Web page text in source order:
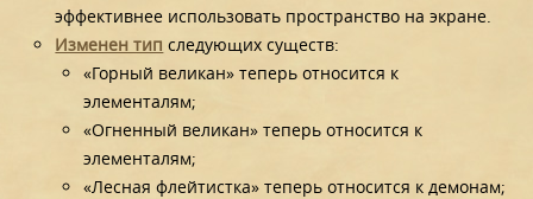
эффективнее использовать пространство на экране.
Изменен тип следующих существ:
«Горный великан» теперь относится к
элементалям;
«Огненный великан» теперь относится к
элементалям;
«Лесная флейтистка» теперь относится к демонам;